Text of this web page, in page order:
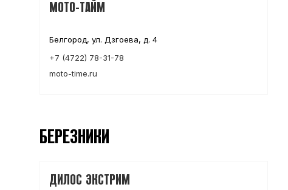
МОТО-ТАЙМ
Белгород, ул. Дзгоева, д. 4
+7 (4722) 78-31-78
moto-time.ru
БЕРЕЗНИКИ
ДИЛОС ЭКСТРИМ